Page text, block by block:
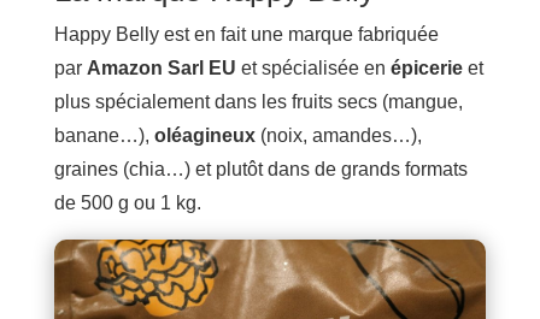
Happy Belly est en fait une marque fabriquée
par Amazon Sarl EU et spécialisée en épicerie et
plus spécialement dans les fruits secs (mangue,
banane…), oléagineux (noix, amandes…),
graines (chia…) et plutôt dans de grands formats
de 500 g ou 1 kg.